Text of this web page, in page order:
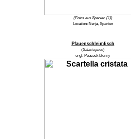
(Fotos aus Spanien (1))
Location: Nerja, Spanien
Pfauenschleimfisch
(Salaria pavo)
engl. Peacock blenny